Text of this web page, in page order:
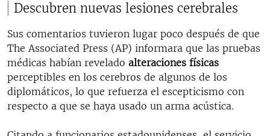
Descubren nuevas lesiones cerebrales
Sus comentarios tuvieron lugar poco después de que
The Associated Press (AP) informara que las pruebas
médicas habían revelado alteraciones físicas
perceptibles en los cerebros de algunos de los
diplomáticos, lo que refuerza el escepticismo con
respecto a que se haya usado un arma acústica.